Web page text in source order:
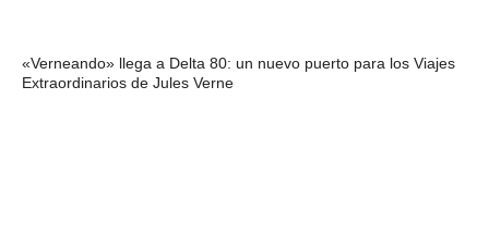
«Verneando» llega a Delta 80: un nuevo puerto para los Viajes
Extraordinarios de Jules Verne